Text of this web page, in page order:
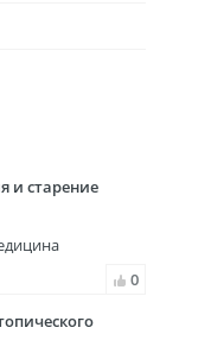
и старение
0